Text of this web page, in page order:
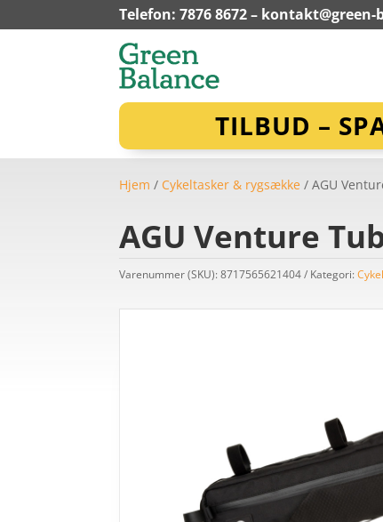
Telefon: 7876 8672 – kontakt@green-
TILBUD –
Hjem / Cykeltasker & rygsække / AGU
AGU Venture
Varenummer (SKU):8717565621404 Kategori: